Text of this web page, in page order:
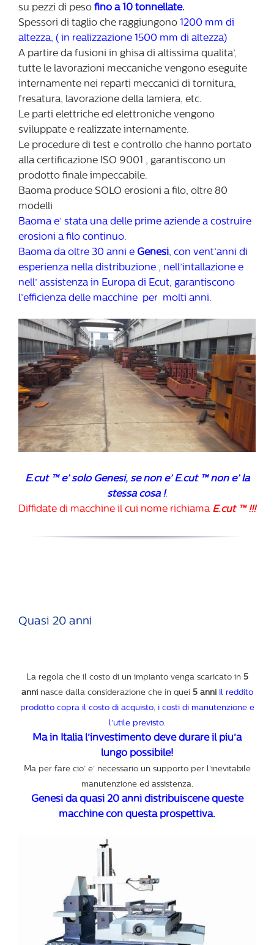
su pezzi di peso fino a 10 tonnellate.
Spessori di taglio che raggiungono 1200 mm di
altezza, ( in realizzazione 1500 mm di altezza)
A partire da fusioni in ghisa di altissima qualita’,
tutte le lavorazioni meccaniche vengono eseguite
internamente nei reparti meccanici di tornitura,
fresatura, lavorazione della lamiera, etc.
Le parti elettriche ed elettroniche vengono
sviluppate e realizzate internamente.
Le procedure di test e controllo che hanno portato
alla certificazione ISO 9001 , garantiscono un
prodotto finale impeccabile.
Baoma produce SOLO erosioni a filo, oltre 80
modelli
Baoma e’ stata una delle prime aziende a costruire
erosioni a filo continuo.
Baoma da oltre 30 anni e Genesi, con vent’anni di
esperienza nella distribuzione , nell’intallazione e
nell’ assistenza in Europa di Ecut, garantiscono
l’efficienza delle macchine per molti anni.
E.cut ™ e’ solo Genesi, se non e’ E.cut ™ non e’ la
stessa cosa !.
Diffidate di macchine il cui nome richiama E.cut ™ !!!
Quasi 20 anni
La regola che il costo di un impianto venga scaricato in 5
anninasce dalla considerazione che in quei 5 anni il reddito
prodotto copra il costo di acquisto, i costi di manutenzione e
l’utile previsto.
Ma in Italia l’investimento deve durare il piu’a
lungo possibile!
Ma per fare cio’ e’ necessario un supporto per l’inevitabile
manutenzione ed assistenza.
Genesi da quasi 20 anni distribuiscene queste
macchine con questa prospettiva.